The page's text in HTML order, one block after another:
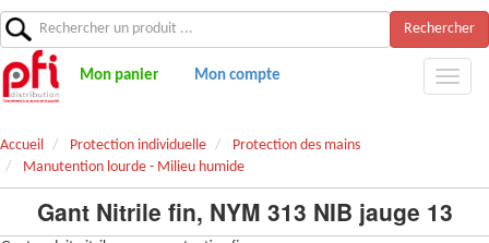
Rechercher
Mon panier Mon compte
Accueil Protection individuelle
Protection des mains
Manutention lourde - Milieu humide
Gant Nitrile fin, NYM 313 NIB jauge 13